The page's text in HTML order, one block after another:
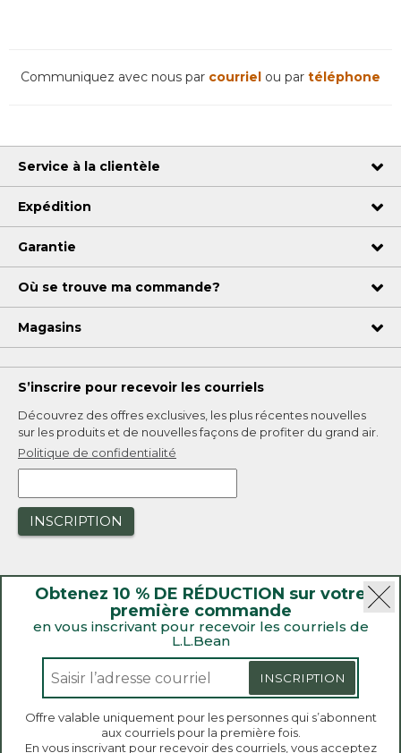
Obtenez 10 % DE RÉDUCTION sur votre
première commande
en vous inscrivant pour recevoir les courriels de
L.L.Bean
INSCRIPTION
Offre valable uniquement pour les personnes qui s’abonnent
aux courriels pour la première fois.
En vous inscrivant pour recevoir des courriels, vous acceptez
Communiquez avec nous par courriel ou par téléphone
Service à la clientèle
Expédition
Garantie
Où se trouve ma commande?
Magasins
S’inscrire pour recevoir les courriels
Découvrez des offres exclusives, les plus récentes nouvelles
sur les produits et de nouvelles façons de profiter du grand air.
Politique de confidentialité
INSCRIPTION
Bienvenue sur llbean.ca! Nous utilisons des témoins
|
Rappels de produit
Loi sur la transparence de la Californie et du Royaume-Uni
Accessibilité Politique de vente et de retour
L.L.Bean® est une marque de commerce enregistrée de